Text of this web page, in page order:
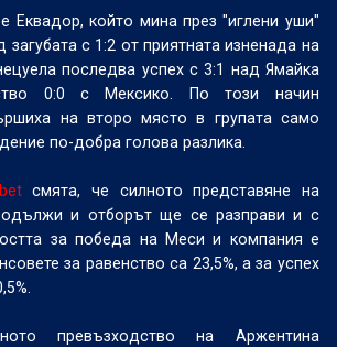
Еквадор, който мина през "иглени уши"
загубата с 1:2 от приятната изненада на
последва успех с 3:1 над Ямайка
0:0 с Мексико. По този начин
на второ място в групата само
по-добра голова разлика.
смята, че силното представяне на
и отборът ще се разправи и с
за победа на Меси и компания е
за равенство са 23,5%, а за успех
превъзходство на Аржентина